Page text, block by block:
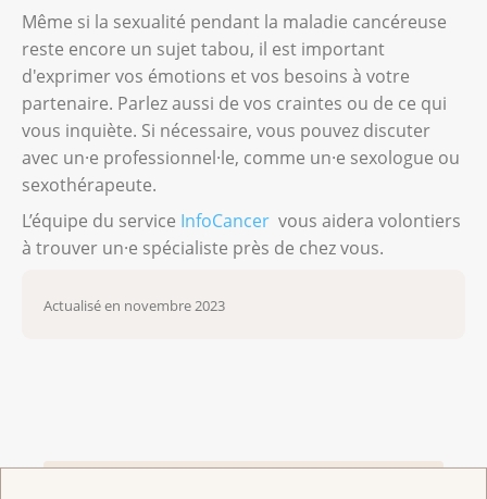
Même si la sexualité pendant la maladie cancéreuse
reste encore un sujet tabou, il est important
d'exprimer vos émotions et vos besoins à votre
partenaire. Parlez aussi de vos craintes ou de ce qui
vous inquiète. Si nécessaire, vous pouvez discuter
avec un·e professionnel·le, comme un·e sexologue ou
sexothérapeute.
L’équipe du service InfoCancer vous aidera volontiers
à trouver un·e spécialiste près de chez vous.
Actualisé en novembre 2023